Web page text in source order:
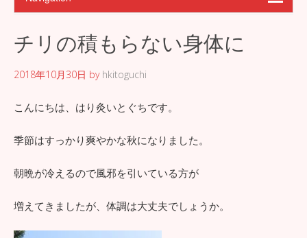
チリの積もらない身体に
2018年10月30日 by hkitoguchi
こんにちは、はり灸いとぐちです。
季節はすっかり爽やかな秋になりました。
朝晩が冷えるので風邪を引いている方が
増えてきましたが、体調は大丈夫でしょうか。